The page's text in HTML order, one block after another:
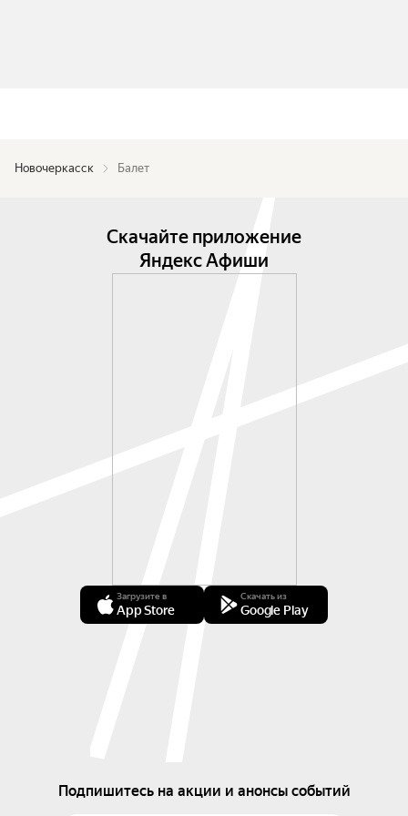
Новочеркасск Балет
Скачайте приложение
Яндекс Афиши
Загрузите в
App Store
Скачать из
Google Play
Подпишитесь на акции и анонсы событий